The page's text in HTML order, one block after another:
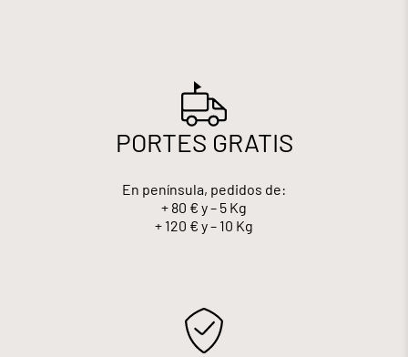
PORTES GRATIS
En península, pedidos de:
+ 80 € y – 5 Kg
+ 120 € y – 10 Kg